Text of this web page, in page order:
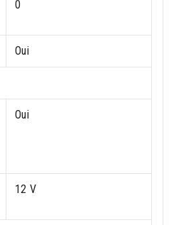
0
Oui
Oui
12 V